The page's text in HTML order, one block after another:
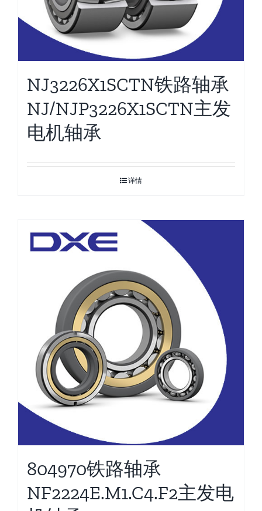
NJ3226X1SCTN铁路轴承
NJ/NJP3226X1SCTN主发
电机轴承
详情
804970铁路轴承
NF2224E.M1.C4.F2主发电